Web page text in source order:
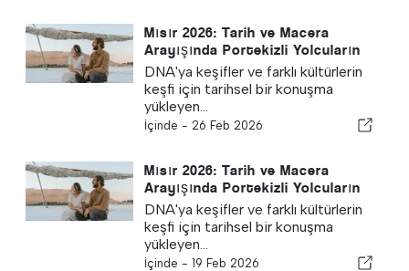
Mısır 2026: Tarih ve Macera
Arayışında Portekizli Yolcuların
Kesin Kaderi
DNA'ya keşifler ve farklı kültürlerin
keşfi için tarihsel bir konuşma
yükleyen...
İçinde - 26 Feb 2026
Mısır 2026: Tarih ve Macera
Arayışında Portekizli Yolcuların
Kesin Kaderi
DNA'ya keşifler ve farklı kültürlerin
keşfi için tarihsel bir konuşma
yükleyen...
İçinde - 19 Feb 2026